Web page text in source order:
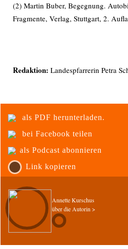
(2) Martin Buber, Begegnung.
Fragmente, Verlag, Stuttgart, 2.
Redaktion: Landespfarrerin Petra
als PDF herunterladen.
bei Facebook teilen
als Podcast abonnieren
Link kopieren
Annette Kurschus
über die Autorin >